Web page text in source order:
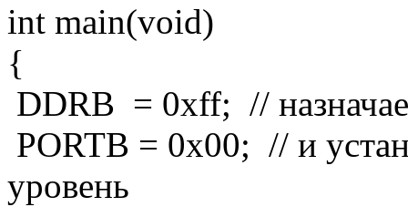
int main(void)
{
DDRB = 0xff; //
PORTB = 0x00; // и
уровень